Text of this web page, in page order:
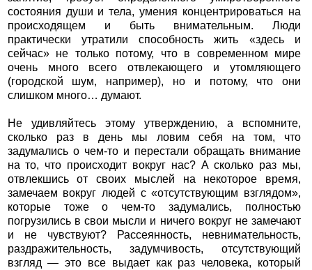
состояния души и тела, умения концентрироваться на
происходящем и быть внимательным. Люди
практически утратили способность жить «здесь и
сейчас» не только потому, что в современном мире
очень много всего отвлекающего и утомляющего
(городской шум, например), но и потому, что они
слишком много… думают.
Не удивляйтесь этому утверждению, а вспомните,
сколько раз в день мы ловим себя на том, что
задумались о чем-то и перестали обращать внимание
на то, что происходит вокруг нас? А сколько раз мы,
отвлекшись от своих мыслей на некоторое время,
замечаем вокруг людей с «отсутствующим взглядом»,
которые тоже о чем-то задумались, полностью
погрузились в свои мысли и ничего вокруг не замечают
и не чувствуют? Рассеянность, невнимательность,
раздражительность, задумчивость, отсутствующий
взгляд — это все выдает как раз человека, который